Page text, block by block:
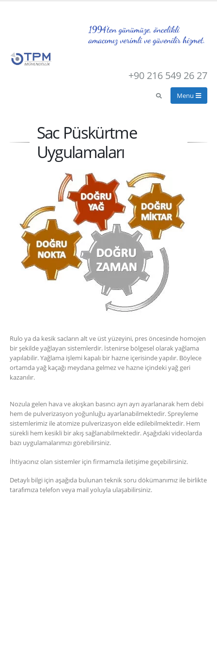
+90 216 549 26 27
Sac Püskürtme
Uygulamaları
Rulo ya da kesik sacların alt ve üst yüzeyini, pres öncesinde homojen
bir şekilde yağlayan sistemlerdir. İstenirse bölgesel olarak yağlama
yapılabilir. Yağlama işlemi kapalı bir hazne içerisinde yapılır. Böylece
ortamda yağ kaçağı meydana gelmez ve hazne içindeki yağ geri
kazanılır.
Nozula gelen hava ve akışkan basıncı ayrı ayrı ayarlanarak hem debi
hem de pulverizasyon yoğunluğu ayarlanabilmektedir. Spreyleme
sistemlerimiz ile atomize pulverizasyon elde edilebilmektedir. Hem
sürekli hem kesikli bir akış sağlanabilmektedir. Aşağıdaki videolarda
bazı uygulamalarımızı görebilirsiniz.
İhtiyacınız olan sistemler için firmamızla iletişime geçebilirsiniz.
Detaylı bilgi için aşağıda bulunan teknik soru dökümanımız ile birlikte
tarafımıza telefon veya mail yoluyla ulaşabilirsiniz.